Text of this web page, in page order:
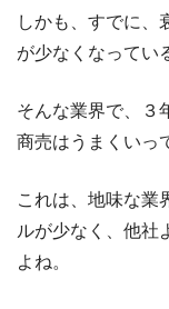
しかも、すでに、
が少なくなってい
そんな業界で、３
商売はうまくいっ
これは、地味な業
ルが少なく、他社
よね。